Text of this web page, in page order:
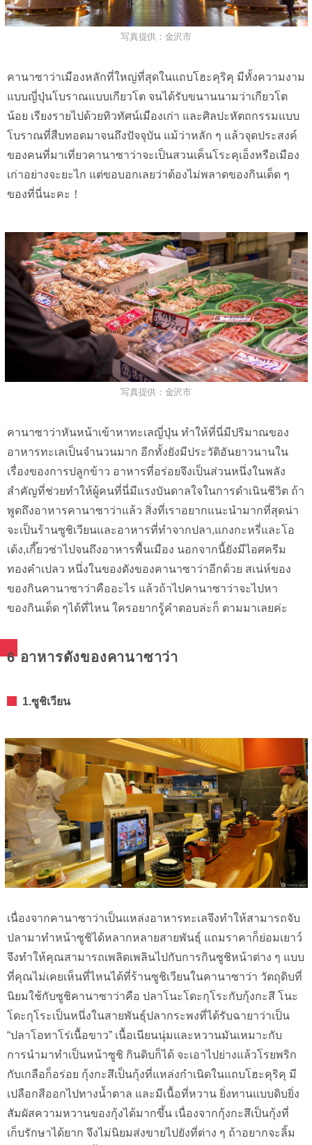
写真提供：金沢市
คานาซาว่าเมืองหลักที่ใหญ่ที่สุดในแถบโฮะคุริคุ มีทั้งความงาม
แบบญี่ปุ่นโบราณแบบเกียวโต จนได้รับขนานนามว่าเกียวโต
น้อย เรียงรายไปด้วยทิวทัศน์เมืองเก่า และศิลปะหัตถกรรมแบบ
โบราณที่สืบทอดมาจนถึงปัจจุบัน แม้ว่าหลัก ๆ แล้วจุดประสงค์
ของคนที่มาเที่ยวคานาซาว่าจะเป็นสวนเค็นโระคุเอ็งหรือเมือง
เก่าอย่างจะยะไก แต่ขอบอกเลยว่าต้องไม่พลาดของกินเด็ด ๆ
ของที่นี่นะคะ！
写真提供：金沢市
คานาซาว่าหันหน้าเข้าหาทะเลญี่ปุ่น ทำให้ที่นี่มีปริมาณของ
อาหารทะเลเป็นจำนวนมาก อีกทั้งยังมีประวัติอันยาวนานใน
เรื่องของการปลูกข้าว อาหารที่อร่อยจึงเป็นส่วนหนึ่งในพลัง
สำคัญที่ช่วยทำให้ผู้คนที่นี่มีแรงบันดาลใจในการดำเนินชีวิต ถ้า
พูดถึงอาหารคานาซาว่าแล้ว สิ่งที่เราอยากแนะนำมากที่สุดน่า
จะเป็นร้านซูชิเวียนและอาหารที่ทำจากปลา,แกงกะหรี่และโอ
เด้ง,เกี๊ยวซ่าไปจนถึงอาหารพื้นเมือง นอกจากนี้ยังมีไอศครีม
ทองคำเปลว หนึ่งในของดังของคานาซาว่าอีกด้วย สเน่ห์ของ
ของกินคานาซาว่าคืออะไร แล้วถ้าไปคานาซาว่าจะไปหา
ของกินเด็ด ๆได้ที่ไหน ใครอยากรู้คำตอบล่ะก็ ตามมาเลยค่ะ
6 อาหารดังของคานาซาว่า
1.ซูชิเวียน
เนื่องจากคานาซาว่าเป็นแหล่งอาหารทะเลจึงทำให้สามารถจับ
ปลามาทำหน้าซูชิได้หลากหลายสายพันธุ์ แถมราคาก็ย่อมเยาว์
จึงทำให้คุณสามารถเพลิดเพลินไปกับการกินซูชิหน้าต่าง ๆ แบบ
ที่คุณไม่เคยเห็นที่ไหนได้ที่ร้านซูชิเวียนในคานาซาว่า วัตถุดิบที่
นิยมใช้กับซูชิคานาซาว่าคือ ปลาโนะโดะกุโระกับกุ้งกะสึ โนะ
โดะกุโระเป็นหนึ่งในสายพันธุ์ปลากระพงที่ได้รับฉายาว่าเป็น
“ปลาโอทาโร่เนื้อขาว” เนื้อเนียนนุ่มและหวานมันเหมาะกับ
การนำมาทำเป็นหน้าซูชิ กินดิบก็ได้ จะเอาไปย่างแล้วโรยพริก
กับเกลือก็อร่อย กุ้งกะสึเป็นกุ้งที่แหล่งกำเนิดในแถบโฮะคุริคุ มี
เปลือกสีออกไปทางน้ำตาล และมีเนื้อที่หวาน ยิ่งทานแบบดิบยิ่ง
สัมผัสความหวานของกุ้งได้มากขึ้น เนื่องจากกุ้งกะสึเป็นกุ้งที่
เก็บรักษาได้ยาก จึงไม่นิยมส่งขายไปยังที่ต่าง ๆ ถ้าอยากจะลิ้ม